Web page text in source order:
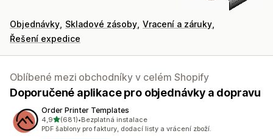
Objednávky Skladové zásoby Vracení a záruky
Řešení expedice
Oblíbené mezi obchodníky v celém Shopify
Doporučené aplikace pro objednávky a dopravu
Order Printer Templates
4,9z 5 hvězd
(681)
Celkový počet recenzí: 681
•Bezplatná instalace
PDF šablony pro faktury, dodací listy a vrácení zboží.